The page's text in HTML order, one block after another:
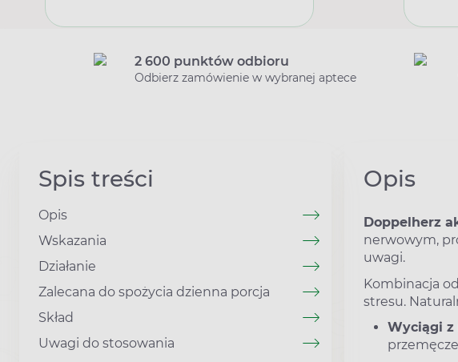
2 600 punktów odbioru
Odbierz zamówienie w wybranej aptece
Spis treści
Opis
Wskazania
Działanie
Zalecana do spożycia dzienna porcja
Skład
Uwagi do stosowania
Opis
Doppelherz
nerwowym,
uwagi.
Kombinacja
stresu.
Wyciągi z